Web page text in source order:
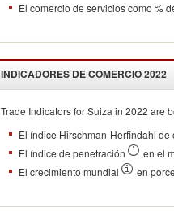
El comercio de servicios como %
INDICADORES DE COMERCIO2022
Trade Indicators forSuiza in 2022 are
El índice Hirschman-Herfindahl de
El índice de penetración
en el
El crecimiento mundial
en